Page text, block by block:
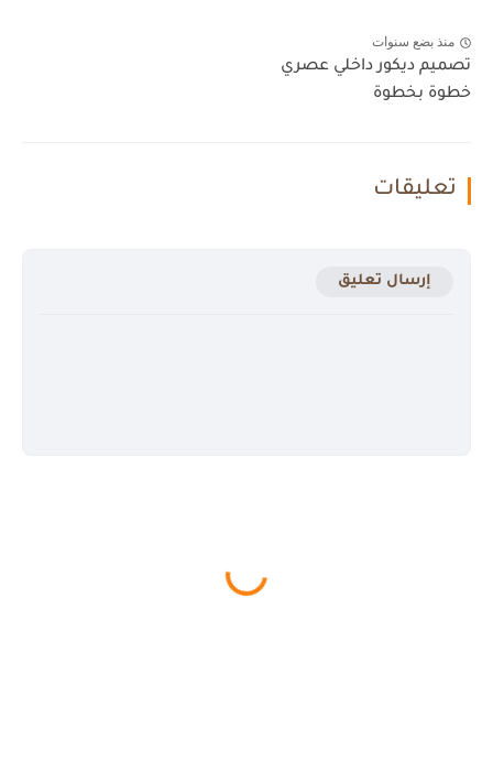
منذ بضع سنوات
تصميم ديكور داخلي عصري
خطوة بخطوة
تعليقات
إرسال تعليق